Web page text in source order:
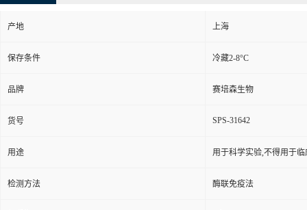
产地 上海
保存条件 冷藏2-8°C
品牌 赛培森生物
货号 SPS-31642
用途 用于科学实验,不得用于临
检测方法 酶联免疫法